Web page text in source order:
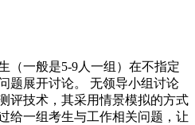
（一般是5-9人一组）在不指定
题展开讨论。 无领导小组讨论
评技术，其采用情景模拟的方式
给一组考生与工作相关问题，让